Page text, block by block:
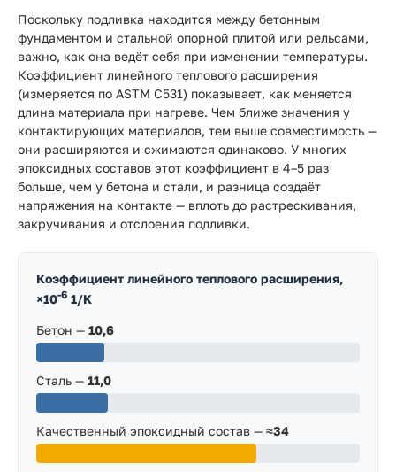
Поскольку подливка находится между бетонным
фундаментом и стальной опорной плитой или рельсами,
важно, как она ведёт себя при изменении температуры.
Коэффициент линейного теплового расширения
(измеряется по ASTM C531) показывает, как меняется
длина материала при нагреве. Чем ближе значения у
контактирующих материалов, тем выше совместимость —
они расширяются и сжимаются одинаково. У многих
эпоксидных составов этот коэффициент в 4–5 раз
больше, чем у бетона и стали, и разница создаёт
напряжения на контакте — вплоть до растрескивания,
закручивания и отслоения подливки.
Коэффициент линейного теплового расширения,
×10-6 1/K
Бетон — 10,6
Сталь — 11,0
Качественный эпоксидный состав — ≈34